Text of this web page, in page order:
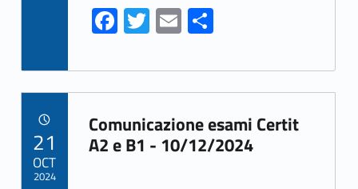
Fa
ce
b
o
o
k
T
w
itt
er
E
m
ai
l
S
ar
e
Link identifier archive #link-archive-95242
Comunicazione esami Certit
A2 e B1 - 10/12/2024
POSTED ON:21
OCT
2024